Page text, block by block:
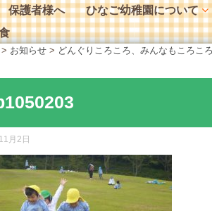
保護者様へ
ひなご幼稚園について
ひなご幼稚園の特色
ひなご幼稚園の役割
ひなご幼稚園の一日
> お知らせ > どんぐりころころ、みんなもころころ
月2日